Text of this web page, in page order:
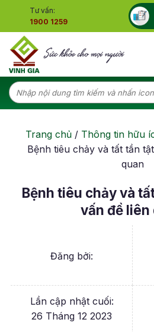
content
Tư vấn:
1900 1259
Tìm
kiếm:
Trang chủ/ Thông tin hữu
Bệnh tiêu chảy và tất tần
quan
Bệnh tiêu chảy và
vấn đề liên
Đăng bởi:
Lần cập nhật cuối:
26 Tháng 12 2023